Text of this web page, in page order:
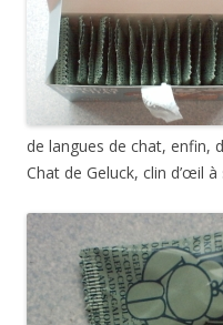
de langues de chat, enfin,
Chat de Geluck, clin d’œil